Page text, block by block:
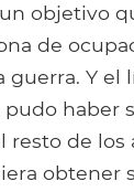
objetivo
de
guerra. Y el
pudo haber
resto de los
obtener